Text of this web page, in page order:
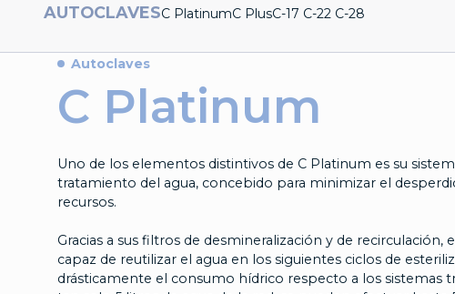
AUTOCLAVESC PlatinumC PlusC-17 C-22 C-28
Autoclaves
C Platinum
Uno de los elementos distintivos de C Platinum es su
tratamiento del agua, concebido para minimizar el
recursos.
Gracias a sus filtros de desmineralización y de recirculación,
capaz de reutilizar el agua en los siguientes ciclos de
drásticamente el consumo hídrico respecto a los sistemas